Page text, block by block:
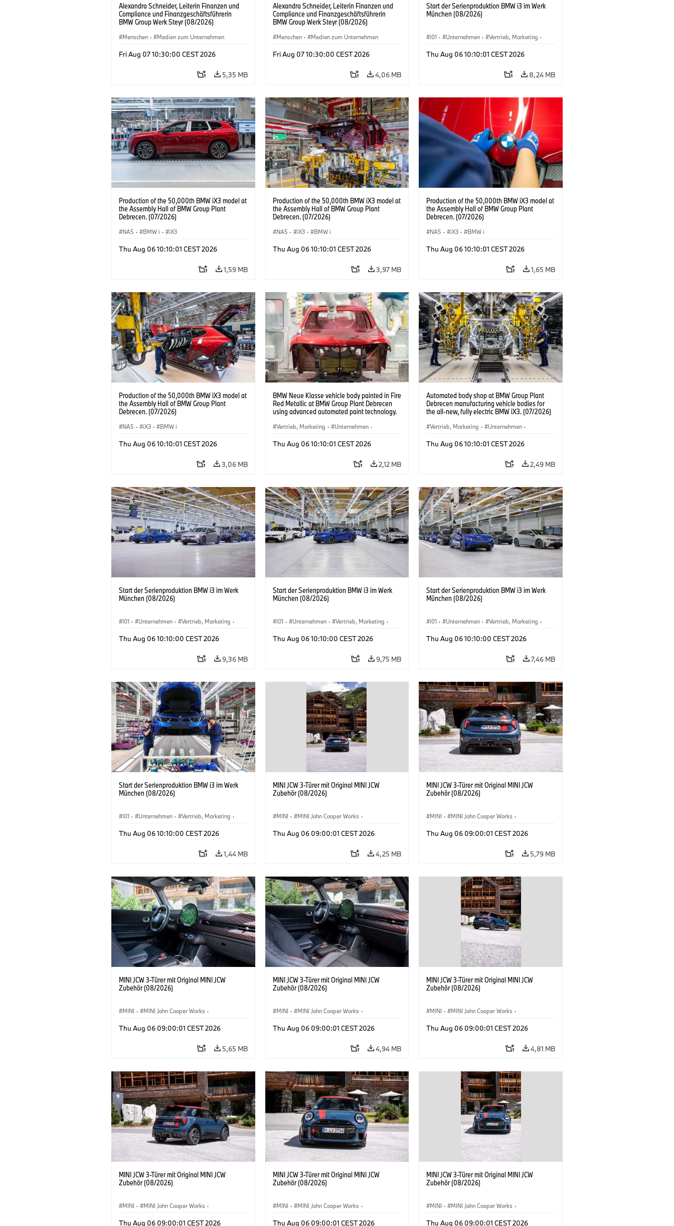
Alexandra Schneider, Leiterin Finanzen und
Compliance und Finanzgeschäftsführerin
BMW Group Werk Steyr (08/2026)
Menschen · Medien zum Unternehmen
Fri Aug 07 10:30:00 CEST 2026
5,35 MB
Alexandra Schneider, Leiterin Finanzen und
Compliance und Finanzgeschäftsführerin
BMW Group Werk Steyr (08/2026)
Menschen · Medien zum Unternehmen
Fri Aug 07 10:30:00 CEST 2026
4,06 MB
Start der Serienproduktion BMW i3 im Werk
München (08/2026)
I01 · Unternehmen · Vertrieb, Marketing ·
Thu Aug 06 10:10:01 CEST 2026
8,24 MB
Production of the 50,000th BMW iX3 model at
the Assembly Hall of BMW Group Plant
Debrecen. (07/2026)
NA5 · BMW i · iX3
Thu Aug 06 10:10:01 CEST 2026
1,59 MB
Production of the 50,000th BMW iX3 model at
the Assembly Hall of BMW Group Plant
Debrecen. (07/2026)
NA5 · iX3 · BMW i
Thu Aug 06 10:10:01 CEST 2026
3,97 MB
Production of the 50,000th BMW iX3 model at
the Assembly Hall of BMW Group Plant
Debrecen. (07/2026)
NA5 · iX3 · BMW i
Thu Aug 06 10:10:01 CEST 2026
1,65 MB
Production of the 50,000th BMW iX3 model at
the Assembly Hall of BMW Group Plant
Debrecen. (07/2026)
NA5 · iX3 · BMW i
Thu Aug 06 10:10:01 CEST 2026
3,06 MB
BMW Neue Klasse vehicle body painted in Fire
Red Metallic at BMW Group Plant Debrecen
using advanced automated paint technology.
Vertrieb, Marketing · Unternehmen ·
Thu Aug 06 10:10:01 CEST 2026
2,12 MB
Automated body shop at BMW Group Plant
Debrecen manufacturing vehicle bodies for
the all-new, fully electric BMW iX3. (07/2026)
Vertrieb, Marketing · Unternehmen ·
Thu Aug 06 10:10:01 CEST 2026
2,49 MB
Start der Serienproduktion BMW i3 im Werk
München (08/2026)
I01 · Unternehmen · Vertrieb, Marketing ·
Thu Aug 06 10:10:00 CEST 2026
9,36 MB
Start der Serienproduktion BMW i3 im Werk
München (08/2026)
I01 · Unternehmen · Vertrieb, Marketing ·
Thu Aug 06 10:10:00 CEST 2026
9,75 MB
Start der Serienproduktion BMW i3 im Werk
München (08/2026)
I01 · Unternehmen · Vertrieb, Marketing ·
Thu Aug 06 10:10:00 CEST 2026
7,46 MB
Start der Serienproduktion BMW i3 im Werk
München (08/2026)
I01 · Unternehmen · Vertrieb, Marketing ·
Thu Aug 06 10:10:00 CEST 2026
1,44 MB
MINI JCW 3-Türer mit Original MINI JCW
Zubehör (08/2026)
MINI · MINI John Cooper Works ·
Sonderausstattungen, Zubehör
Thu Aug 06 09:00:01 CEST 2026
4,25 MB
MINI JCW 3-Türer mit Original MINI JCW
Zubehör (08/2026)
MINI · MINI John Cooper Works ·
Sonderausstattungen, Zubehör
Thu Aug 06 09:00:01 CEST 2026
5,79 MB
MINI JCW 3-Türer mit Original MINI JCW
Zubehör (08/2026)
MINI · MINI John Cooper Works ·
Sonderausstattungen, Zubehör
Thu Aug 06 09:00:01 CEST 2026
5,65 MB
MINI JCW 3-Türer mit Original MINI JCW
Zubehör (08/2026)
MINI · MINI John Cooper Works ·
Sonderausstattungen, Zubehör
Thu Aug 06 09:00:01 CEST 2026
4,94 MB
MINI JCW 3-Türer mit Original MINI JCW
Zubehör (08/2026)
MINI · MINI John Cooper Works ·
Sonderausstattungen, Zubehör
Thu Aug 06 09:00:01 CEST 2026
4,81 MB
MINI JCW 3-Türer mit Original MINI JCW
Zubehör (08/2026)
MINI · MINI John Cooper Works ·
Thu Aug 06 09:00:01 CEST 2026
MINI JCW 3-Türer mit Original MINI JCW
Zubehör (08/2026)
MINI · MINI John Cooper Works ·
Thu Aug 06 09:00:01 CEST 2026
MINI JCW 3-Türer mit Original MINI JCW
Zubehör (08/2026)
MINI · MINI John Cooper Works ·
Thu Aug 06 09:00:01 CEST 2026